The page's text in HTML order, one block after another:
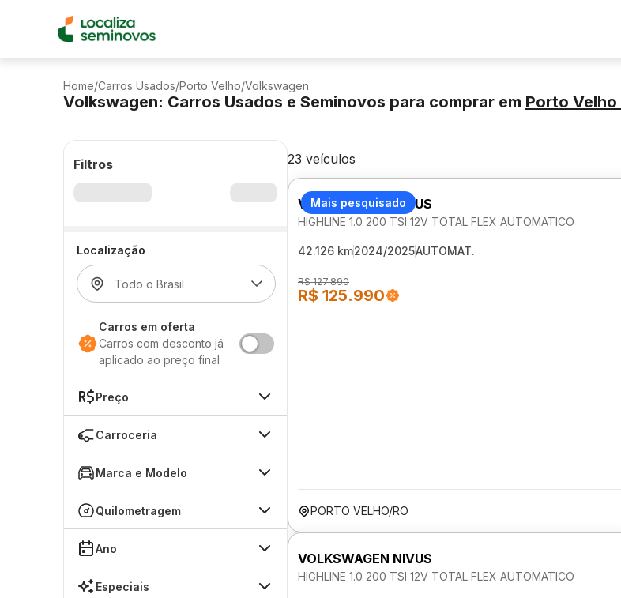
Home/Carros Usados/Porto Velho/Volkswagen
Volkswagen: Carros Usados e Seminovos para comprar em Porto Velho
Filtros
Localização
Carros em oferta
Carros com desconto já
aplicado ao preço final
Preço
Carroceria
Marca e Modelo
Quilometragem
Ano
Especiais
23 veículos
Mais pesquisado
VOLKSWAGEN NIVUS
HIGHLINE 1.0 200 TSI 12V TOTAL FLEX AUTOMATICO
42.126 km2024/2025AUTOMAT.
R$ 127.890
R$ 125.990
PORTO VELHO/RO
VOLKSWAGEN NIVUS
HIGHLINE 1.0 200 TSI 12V TOTAL FLEX AUTOMATICO